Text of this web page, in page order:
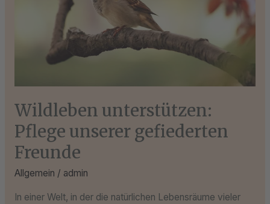
Wildleben unterstützen:
Pflege unserer gefiederten
Freunde
Allgemein / admin
In einer Welt, in der die natürlichen Lebensräume vieler
gefiederten